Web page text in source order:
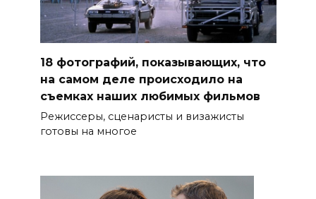
18 фотографий, показывающих, что
на самом деле происходило на
съемках наших любимых фильмов
Режиссеры, сценаристы и визажисты
готовы на многое